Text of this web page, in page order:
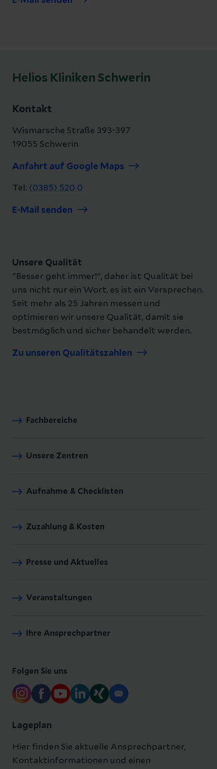
Helios Kliniken Schwerin
Kontakt
Wismarsche Straße 393-397
19055 Schwerin
Anfahrt auf Google Maps
Tel: (0385) 520 0
E-Mail senden
Unsere Qualität
"Besser geht immer!", daher ist Qualität bei
uns nicht nur ein Wort, es ist ein Versprechen.
Seit mehr als 25 Jahren messen und
optimieren wir unsere Qualität, damit sie
bestmöglich und sicher behandelt werden.
Zu unseren Qualitätszahlen
Fachbereiche
Unsere Zentren
Aufnahme & Checklisten
Zuzahlung & Kosten
Presse und Aktuelles
Veranstaltungen
Ihre Ansprechpartner
Folgen Sie uns
Lageplan
Hier finden Sie aktuelle Ansprechpartner,
Kontaktinformationen und einen